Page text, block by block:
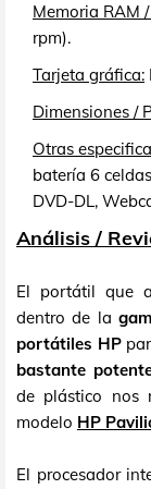
Memoria RAM
rpm).
Tarjeta gráfica:
Dimensiones /
Otras
batería 6
DVD-DL,
Análisis /
El portátil que
dentro de la
portátiles HP
bastante
de plástico nos
modelo HP
El procesador